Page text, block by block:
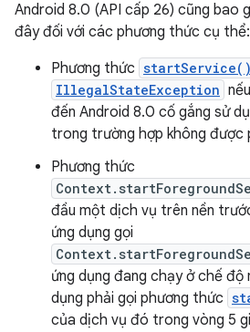
Android 8.0 (API cấp 26) cũng bao
đây đối với các phương thức cụ thể:
Phương thức startService()
IllegalStateException
đến Android 8.0 cố gắng sử
trong trường hợp không được
Phương thức
đầu một dịch vụ trên nền
ứng dụng gọi
ứng dụng đang chạy ở chế độ
dụng phải gọi phương thức
của dịch vụ đó trong vòng 5